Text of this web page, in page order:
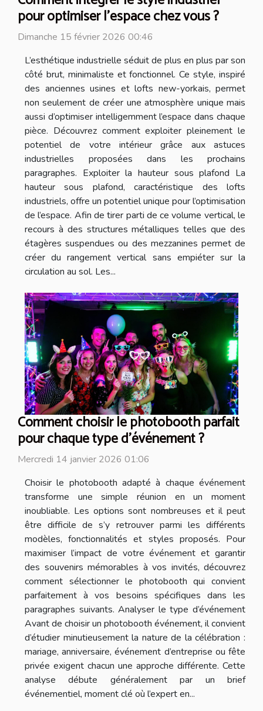
pour optimiser l'espace chez vous ?
Dimanche 15 février 2026 00:46
L’esthétique industrielle séduit de plus en plus par son
côté brut, minimaliste et fonctionnel. Ce style, inspiré
des anciennes usines et lofts new-yorkais, permet
non seulement de créer une atmosphère unique mais
aussi d’optimiser intelligemment l’espace dans chaque
pièce. Découvrez comment exploiter pleinement le
potentiel de votre intérieur grâce aux astuces
industrielles proposées dans les prochains
paragraphes. Exploiter la hauteur sous plafond La
hauteur sous plafond, caractéristique des lofts
industriels, offre un potentiel unique pour l’optimisation
de l’espace. Afin de tirer parti de ce volume vertical, le
recours à des structures métalliques telles que des
étagères suspendues ou des mezzanines permet de
créer du rangement vertical sans empiéter sur la
circulation au sol. Les...
Comment choisir le photobooth parfait
pour chaque type d'événement ?
Mercredi 14 janvier 2026 01:06
Choisir le photobooth adapté à chaque événement
transforme une simple réunion en un moment
inoubliable. Les options sont nombreuses et il peut
être difficile de s’y retrouver parmi les différents
modèles, fonctionnalités et styles proposés. Pour
maximiser l’impact de votre événement et garantir
des souvenirs mémorables à vos invités, découvrez
comment sélectionner le photobooth qui convient
parfaitement à vos besoins spécifiques dans les
paragraphes suivants. Analyser le type d’événement
Avant de choisir un photobooth événement, il convient
d’étudier minutieusement la nature de la célébration :
mariage, anniversaire, événement d’entreprise ou fête
privée exigent chacun une approche différente. Cette
analyse débute généralement par un brief
événementiel, moment clé où l’expert en...